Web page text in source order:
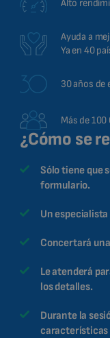
Alto
Ayuda a
Ya en 40
30 años de
Más de
¿Cómo se
Sólo tiene que
formulario.
Un
Concertará
Le atenderá
los detalles.
Durante la
características